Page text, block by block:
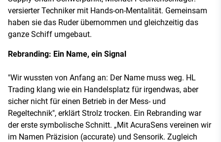
versierter Techniker mit Hands-on-Mentalität. Gemeinsam
haben sie das Ruder übernommen und gleichzeitig das
ganze Schiff umgebaut.
Rebranding: Ein Name, ein Signal
"Wir wussten von Anfang an: Der Name muss weg. HL
Trading klang wie ein Handelsplatz für irgendwas, aber
sicher nicht für einen Betrieb in der Mess- und
Regeltechnik", erklärt Strolz trocken. Ein Rebranding war
der erste symbolische Schnitt. „Mit AcuraSens vereinen wir
im Namen Präzision (accurate) und Sensorik. Zugleich